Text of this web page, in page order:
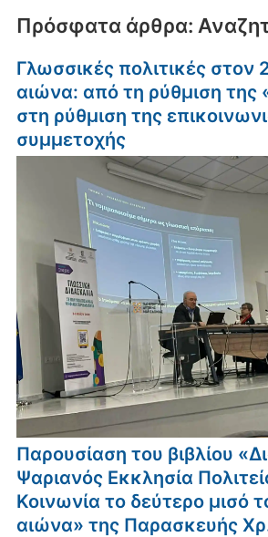
Πρόσφατα άρθρα:
Γλωσσικές πολιτικές στον
αιώνα: από τη ρύθμιση της
στη ρύθμιση της
συμμετοχής
Παρουσίαση του βιβλίου
Ψαριανός Εκκλησία
Κοινωνία το δεύτερο μισό
αιώνα» της Παρασκευής